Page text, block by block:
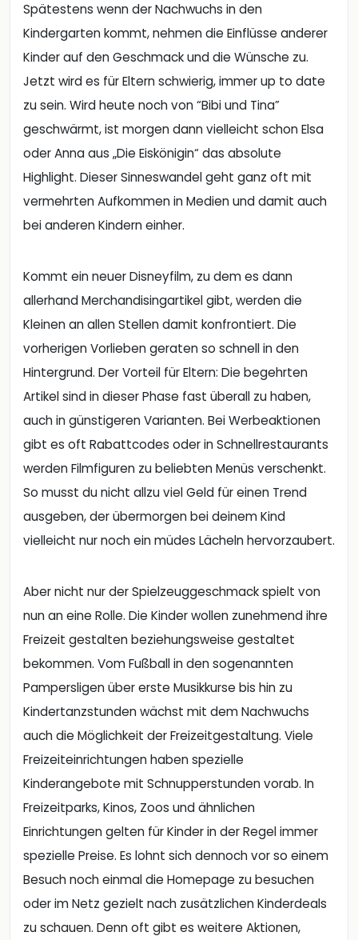
Spätestens wenn der Nachwuchs in den
Kindergarten kommt, nehmen die Einflüsse anderer
Kinder auf den Geschmack und die Wünsche zu.
Jetzt wird es für Eltern schwierig, immer up to date
zu sein. Wird heute noch von “Bibi und Tina”
geschwärmt, ist morgen dann vielleicht schon Elsa
oder Anna aus „Die Eiskönigin“ das absolute
Highlight. Dieser Sinneswandel geht ganz oft mit
vermehrten Aufkommen in Medien und damit auch
bei anderen Kindern einher.
Kommt ein neuer Disneyfilm, zu dem es dann
allerhand Merchandisingartikel gibt, werden die
Kleinen an allen Stellen damit konfrontiert. Die
vorherigen Vorlieben geraten so schnell in den
Hintergrund. Der Vorteil für Eltern: Die begehrten
Artikel sind in dieser Phase fast überall zu haben,
auch in günstigeren Varianten. Bei Werbeaktionen
gibt es oft Rabattcodes oder in Schnellrestaurants
werden Filmfiguren zu beliebten Menüs verschenkt.
So musst du nicht allzu viel Geld für einen Trend
ausgeben, der übermorgen bei deinem Kind
vielleicht nur noch ein müdes Lächeln hervorzaubert.
Aber nicht nur der Spielzeuggeschmack spielt von
nun an eine Rolle. Die Kinder wollen zunehmend ihre
Freizeit gestalten beziehungsweise gestaltet
bekommen. Vom Fußball in den sogenannten
Pampersligen über erste Musikkurse bis hin zu
Kindertanzstunden wächst mit dem Nachwuchs
auch die Möglichkeit der Freizeitgestaltung. Viele
Freizeiteinrichtungen haben spezielle
Kinderangebote mit Schnupperstunden vorab. In
Freizeitparks, Kinos, Zoos und ähnlichen
Einrichtungen gelten für Kinder in der Regel immer
spezielle Preise. Es lohnt sich dennoch vor so einem
Besuch noch einmal die Homepage zu besuchen
oder im Netz gezielt nach zusätzlichen Kinderdeals
zu schauen. Denn oft gibt es weitere Aktionen,